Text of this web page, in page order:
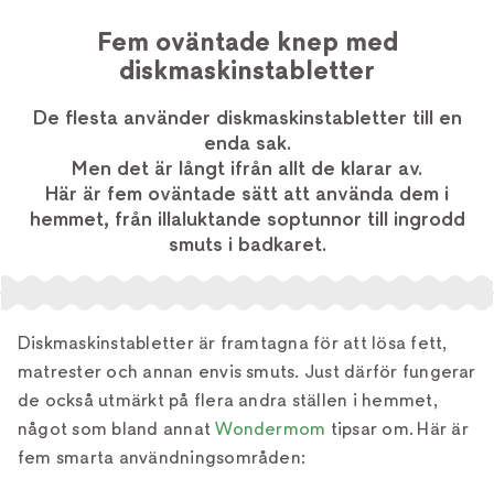
Fem oväntade knep med
diskmaskinstabletter
De flesta använder diskmaskinstabletter till en
enda sak.
Men det är långt ifrån allt de klarar av.
Här är fem oväntade sätt att använda dem i
hemmet, från illaluktande soptunnor till ingrodd
smuts i badkaret.
Diskmaskinstabletter är framtagna för att lösa fett,
matrester och annan envis smuts. Just därför fungerar
de också utmärkt på flera andra ställen i hemmet,
något som bland annatWondermom tipsar om. Här är
fem smarta användningsområden: